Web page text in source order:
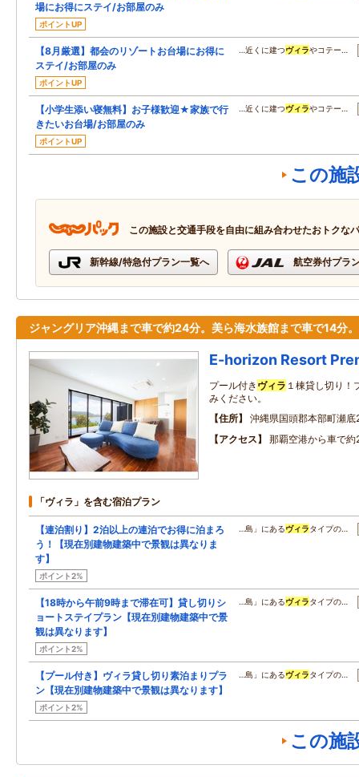
場にお得にステイ/お部屋のみ
ポイントUP
【8月厳選】都会のリゾートお台場にお得に
ステイ/お部屋のみ
ポイントUP
…近くに建つヴィラやコテー…
【小学生添い寝無料】お子様歓迎★家族で行
きたいお台場/お部屋のみ
ポイントUP
…近くに建つヴィラやコテー…
この施
この施設と交通手段を自由に組み合わせたおトクな
新幹線/特急付プラン一覧へ 航空券付プラ
ジャングリア沖縄まで車で約24分。美ら海水族館まで車で14分。
E-horizon Resort
プール付き ヴィラ １棟貸し切り！
みください。
住所
沖縄県国頭郡本部町瀬底
アクセス
那覇空港から車で約
「ヴィラ」を含む宿泊プラン
【連泊割り】2泊以上の連泊でお得に泊まろ
う！【現在別建物建築中で景観は異なりま
す】
ポイント2%
…島」にあるヴィラタイプの…
【18時から午前9時まで滞在可】貸し切りシ
ョートステイプラン【現在別建物建築中で景
観は異なります】
ポイント2%
…島」にあるヴィラタイプの…
【プール付き】ヴィラ貸し切り素泊まりプラ
ン【現在別建物建築中で景観は異なります】
ポイント2%
…島」にあるヴィラタイプの…
この施